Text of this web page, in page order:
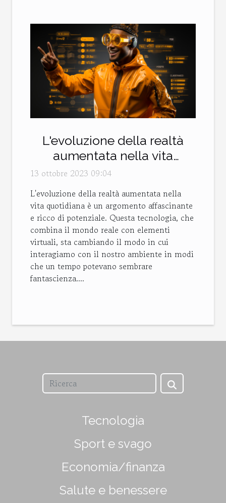
L'evoluzione della realtà
aumentata nella vita
quotidiana
13 ottobre 2023 09:04
L'evoluzione della realtà aumentata nella
vita quotidiana è un argomento affascinante
e ricco di potenziale. Questa tecnologia, che
combina il mondo reale con elementi
virtuali, sta cambiando il modo in cui
interagiamo con il nostro ambiente in modi
che un tempo potevano sembrare
fantascienza....
Tecnologia
Sport e svago
Economia/finanza
Salute e benessere